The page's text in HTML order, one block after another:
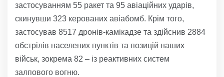
застосуванням 55 ракет та 95 авіаційних ударів,
скинувши 323 керованих авіабомб. Крім того,
застосував 8517 дронів-камікадзе та здійснив 2884
обстрілів населених пунктів та позицій наших
військ, зокрема 82 – із реактивних систем
залпового вогню.